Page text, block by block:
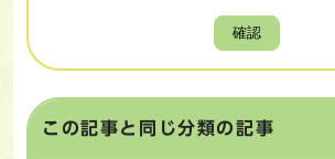
確認
この記事と同じ分類の記事